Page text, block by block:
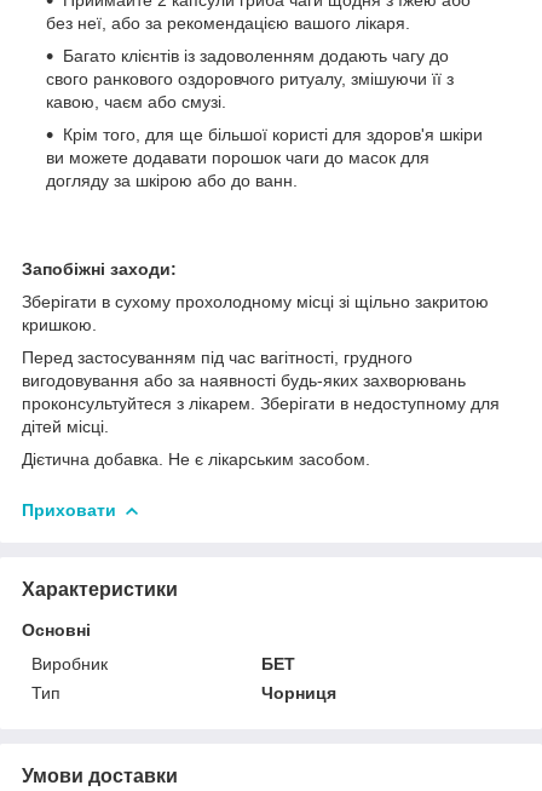
без неї, або за рекомендацією вашого лікаря.
Багато клієнтів із задоволенням додають чагу до
свого ранкового оздоровчого ритуалу, змішуючи її з
кавою, чаєм або смузі.
Крім того, для ще більшої користі для здоров'я шкіри
ви можете додавати порошок чаги до масок для
догляду за шкірою або до ванн.
Запобіжні заходи:
Зберігати в сухому прохолодному місці зі щільно закритою
кришкою.
Перед застосуванням під час вагітності, грудного
вигодовування або за наявності будь-яких захворювань
проконсультуйтеся з лікарем. Зберігати в недоступному для
дітей місці.
Дієтична добавка. Не є лікарським засобом.
Приховати
Характеристики
Основні
Виробник
БЕТ
Тип
Чорниця
Умови доставки